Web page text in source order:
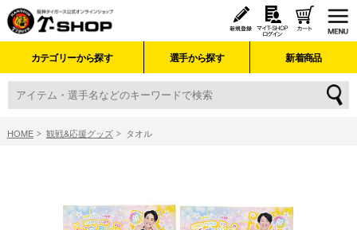
カテゴリーから探す 選手から探す 新着商品
HOME 観戦&応援グッズ タオル